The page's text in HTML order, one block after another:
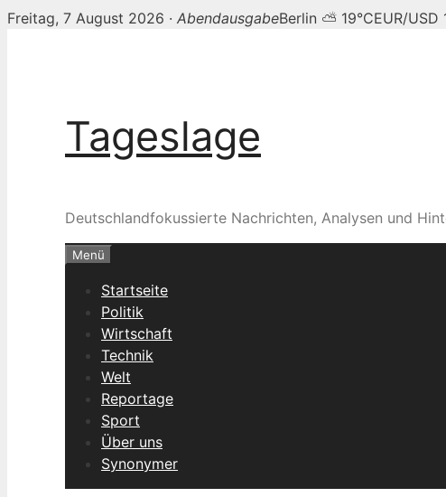
Freitag, 7 August 2026 · AbendausgabeBerlin ⛅ 19°CEUR/USD
Tageslage
Deutschlandfokussierte Nachrichten, Analysen und
Menü
Startseite
Politik
Wirtschaft
Technik
Welt
Reportage
Sport
Über uns
Synonymer